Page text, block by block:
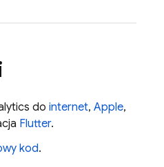
do internet, Apple,
Flutter.
kod.